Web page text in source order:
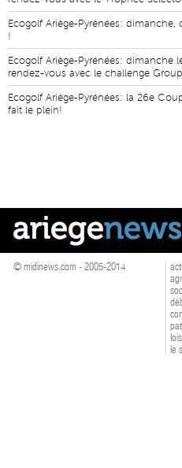
Ecogolf Ariège-Pyrénées: dimanche,
!
Ecogolf Ariège-Pyrénées: dimanche
rendez-vous avec le challenge
Ecogolf Ariège-Pyrénées: la 26e
fait le plein!
© midinews.com - 2005-2014
le